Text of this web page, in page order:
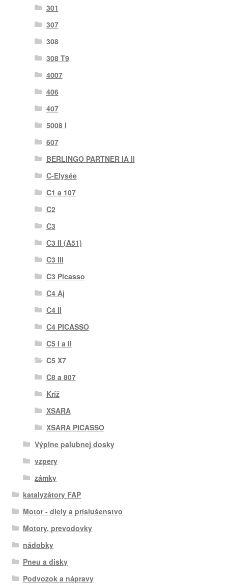
301
307
308
308 T9
4007
406
407
5008 I
607
BERLINGO PARTNER IA II
C-Elysée
C1 a 107
C2
C3
C3 II (A51)
C3 III
C3 Picasso
C4 Aj
C4 II
C4 PICASSO
C5 I a II
C5 X7
C8 a 807
Kríž
XSARA
XSARA PICASSO
Výplne palubnej dosky
vzpery
zámky
katalyzátory FAP
Motor - diely a príslušenstvo
Motory, prevodovky
nádobky
Pneu a disky
Podvozok a nápravy